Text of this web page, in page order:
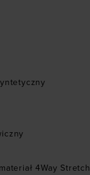
4Way Stretch